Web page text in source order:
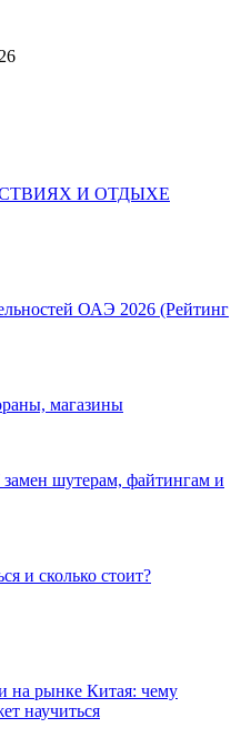
И ОТДЫХЕ
ОАЭ 2026 (Рейтинг
магазины
шутерам, файтингам и
и сколько стоит?
на рынке Китая: чему
научиться